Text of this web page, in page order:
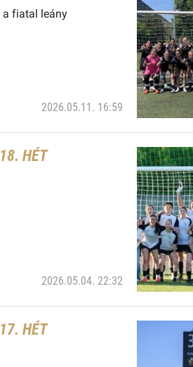
a fiatal leány
2026.05.11. 16:59
HÉT
2026.05.04. 22:32
HÉT